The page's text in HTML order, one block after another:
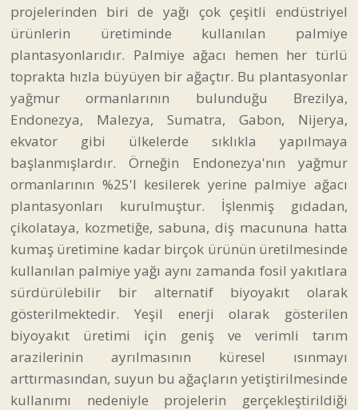
projelerinden biri de yağı çok çeşitli endüstriyel
ürünlerin üretiminde kullanılan palmiye
plantasyonlarıdır. Palmiye ağacı hemen her türlü
toprakta hızla büyüyen bir ağaçtır. Bu plantasyonlar
yağmur ormanlarının bulunduğu Brezilya,
Endonezya, Malezya, Sumatra, Gabon, Nijerya,
ekvator gibi ülkelerde sıklıkla yapılmaya
başlanmışlardır. Örneğin Endonezya'nın yağmur
ormanlarının %25'I kesilerek yerine palmiye ağacı
plantasyonları kurulmuştur. İşlenmiş gıdadan,
çikolataya, kozmetiğe, sabuna, diş macununa hatta
kumaş üretimine kadar birçok ürünün üretilmesinde
kullanılan palmiye yağı aynı zamanda fosil yakıtlara
sürdürülebilir bir alternatif biyoyakıt olarak
gösterilmektedir. Yeşil enerji olarak gösterilen
biyoyakıt üretimi için geniş ve verimli tarım
arazilerinin ayrılmasının küresel ısınmayı
arttırmasından, suyun bu ağaçların yetiştirilmesinde
kullanımı nedeniyle projelerin gerçekleştirildiği